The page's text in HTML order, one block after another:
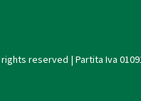
reserved | Partita Iva